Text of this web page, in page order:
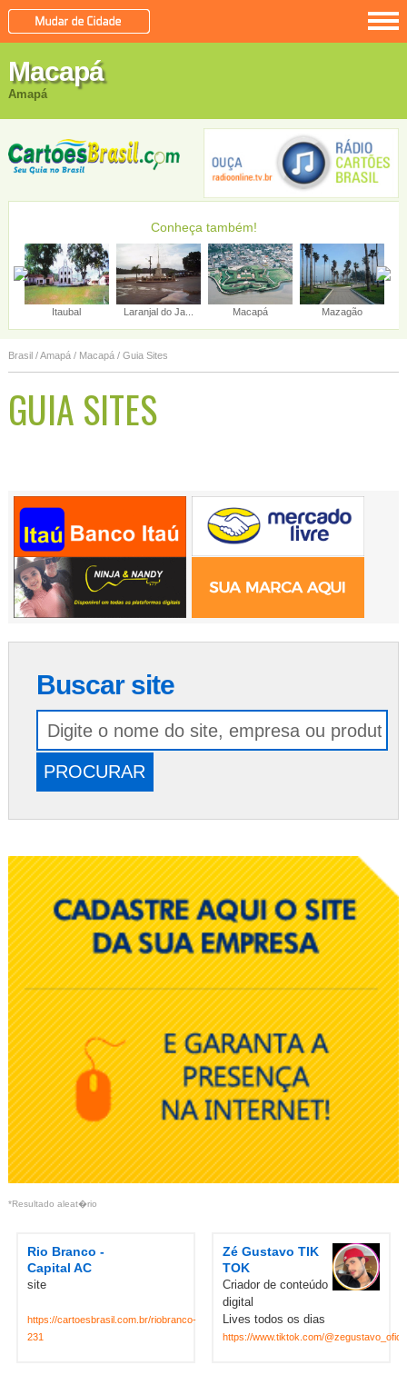
Macapá
Amapá
Conheça também!
Itaubal Laranjal do Ja... Macapá Mazagão
Brasil/Amapá/ Macapá/ Guia Sites
GUIA SITES
Buscar site
*Resultado aleat�rio
Rio Branco -
Capital AC
site
https://cartoesbrasil.com.br/riobranco-
231
Zé Gustavo TIK
TOK
Criador de conteúdo
digital
Lives todos os dias
https://www.tiktok.com/